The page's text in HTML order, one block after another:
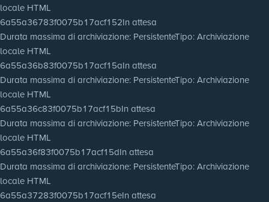
locale HTML
6a55a36783f0075b17acf152In attesa
Durata massima di archiviazione: PersistenteTipo: Archiviazione
locale HTML
6a55a36b83f0075b17acf15aIn attesa
Durata massima di archiviazione: PersistenteTipo: Archiviazione
locale HTML
6a55a36c83f0075b17acf15bIn attesa
Durata massima di archiviazione: PersistenteTipo: Archiviazione
locale HTML
6a55a36f83f0075b17acf15dIn attesa
Durata massima di archiviazione: PersistenteTipo: Archiviazione
locale HTML
6a55a37283f0075b17acf15eIn attesa